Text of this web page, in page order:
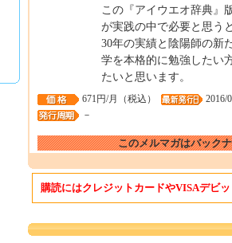
この『アイウエオ辞典』
が実践の中で必要と思う
30年の実績と陰陽師の新
学を本格的に勉強したい
たいと思います。
671円/月（税込） 2016/
－
このメルマガはバック
購読にはクレジットカードやVISAデビ